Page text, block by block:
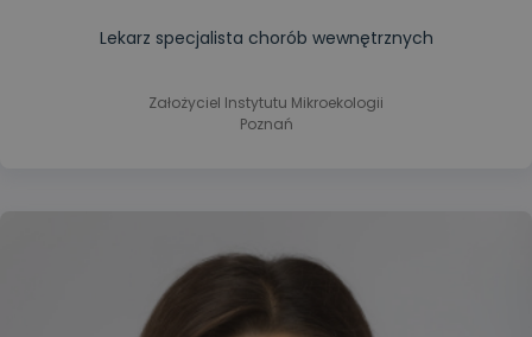
Lekarz specjalista chorób wewnętrznych
Założyciel Instytutu Mikroekologii
Poznań